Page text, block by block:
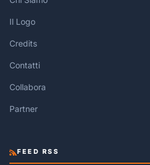
Il Logo
Credits
Contatti
Collabora
Partner
FEED RSS